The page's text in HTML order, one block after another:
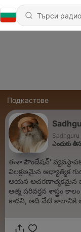
Подкастове
Sadhguru
ఎందుకు
ఈశా ఫౌండేషన్'
విలక్షణమైన ఆధ్యాత్మిక
ఆయన ఆచరణాత్మకమైన
ఆత్మ పరివర్తన శాస్త్రం
కాదని, అది నేటి కాలానికి